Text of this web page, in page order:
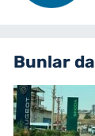
Bunlar